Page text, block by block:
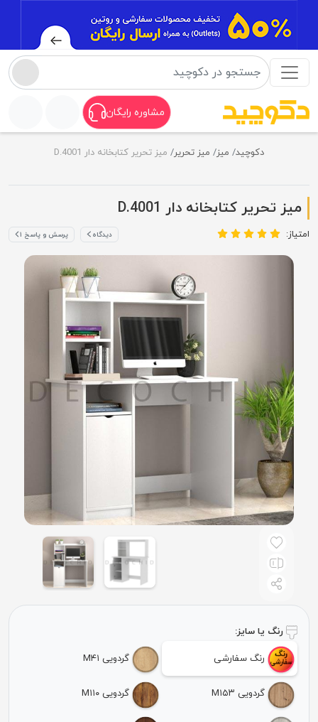
مشاوره رایگان
دکوچید میز میز تحریر میز تحریر کتابخانه دار D.4001
میز تحریر کتابخانه دار D.4001
امتیاز: دیدگاه پرسش و پاسخ ۱
رنگ یا سایز:
رنگ سفارشی گردویی M۴۱
گردویی M۱۵۳ گردویی M۱۱۰